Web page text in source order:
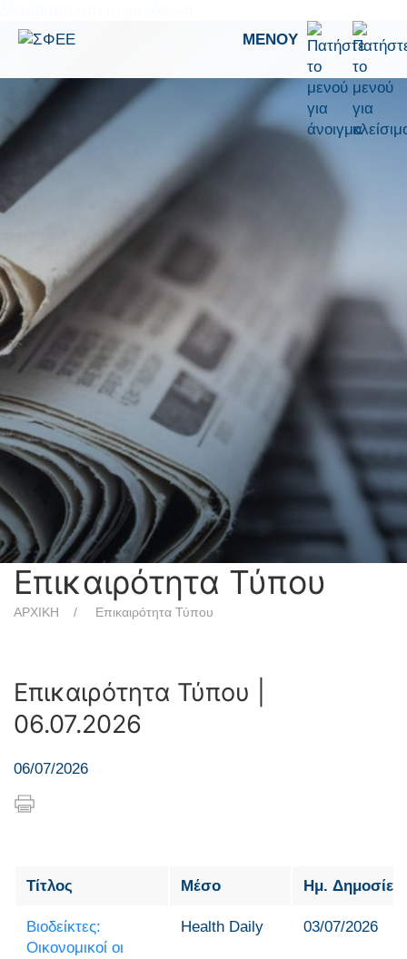
ΜΕΝΟΎ
Επικαιρότητα Τύπου
ΑΡΧΙΚΗ Επικαιρότητα Τύπου
Επικαιρότητα Τύπου |
06.07.2026
06/07/2026
Τίτλος Μέσο Ημ.
Βιοδείκτες:
Οικονομικοί οι
Health Daily 03/07/2026